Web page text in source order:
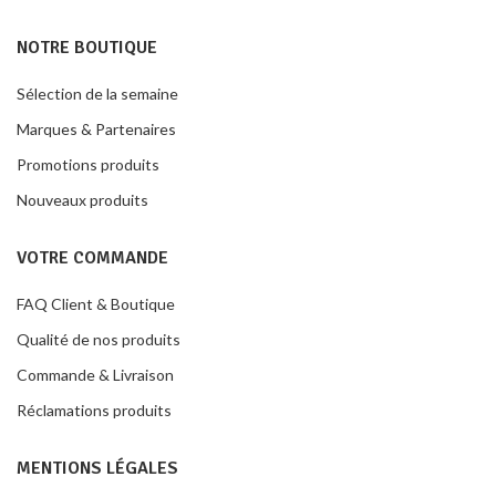
NOTRE BOUTIQUE
Sélection de la semaine
Marques & Partenaires
Promotions produits
Nouveaux produits
VOTRE COMMANDE
FAQ Client & Boutique
Qualité de nos produits
Commande & Livraison
Réclamations produits
MENTIONS LÉGALES